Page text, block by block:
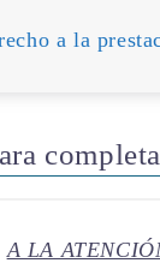
a la
A LA